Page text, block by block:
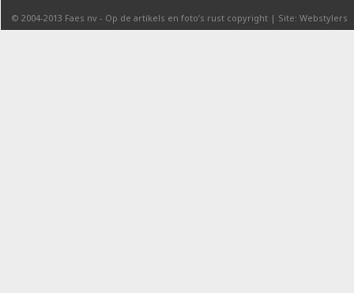
© 2004-2013 Faes nv - Op de artikels en foto’s rust copyright | Site: Webstylers